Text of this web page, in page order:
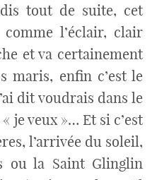
tout de suite, cet
l’éclair, clair
et va certainement
maris, enfin c’est le
dit voudrais dans le
je veux »… Et si c’est
l’arrivée du soleil,
ou la Saint Glinglin